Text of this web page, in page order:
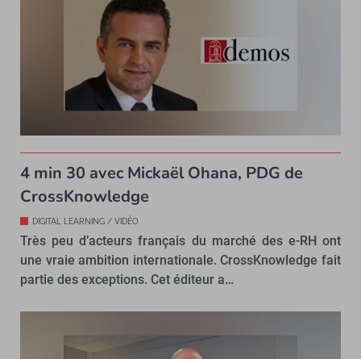
4 min 30 avec Mickaël Ohana, PDG de
CrossKnowledge
DIGITAL LEARNING / VIDÉO
Très peu d’acteurs français du marché des e-RH ont
une vraie ambition internationale. CrossKnowledge fait
partie des exceptions. Cet éditeur a…